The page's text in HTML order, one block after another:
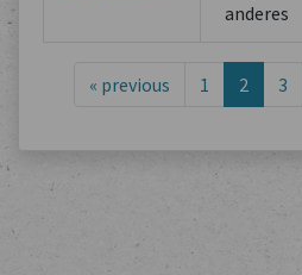
anderes
« previous 1 2 3